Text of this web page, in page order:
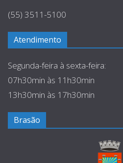
(55) 3511-5100
Atendimento
Segunda-feira à sexta-feira:
07h30min às 11h30min
13h30min às 17h30min
Brasão